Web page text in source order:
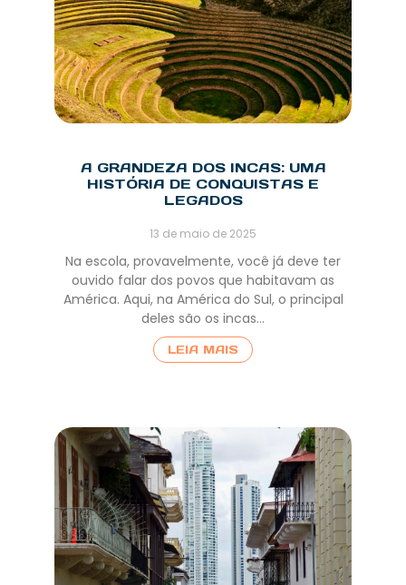
A GRANDEZA DOS INCAS: UMA
HISTÓRIA DE CONQUISTAS E
LEGADOS
13 de maio de 2025
Na escola, provavelmente, você já deve ter
ouvido falar dos povos que habitavam as
América. Aqui, na América do Sul, o principal
deles são os incas…
LEIA MAIS